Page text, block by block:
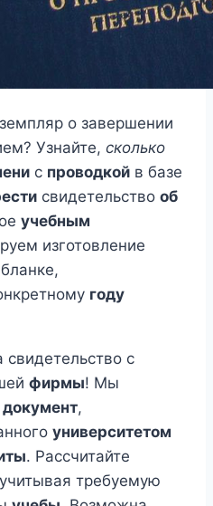
о завершении
Узнайте, сколько
с проводкой в базе
свидетельство об
учебным
изготовление
бланке,
году
свидетельство с
фирмы! Мы
документ,
университетом
. Рассчитайте
требуемую